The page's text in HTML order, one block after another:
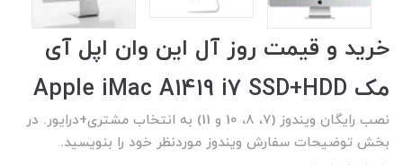
خرید و قیمت روز آل این وان اپل آی
مک Apple iMac A1419 i7 SSD+HDD
نصب رایگان ویندوز (7، 8، 10 و 11) به انتخاب مشتری+درایور. در
بخش توضیحات سفارش ویندوز موردنظر خود را بنویسید.